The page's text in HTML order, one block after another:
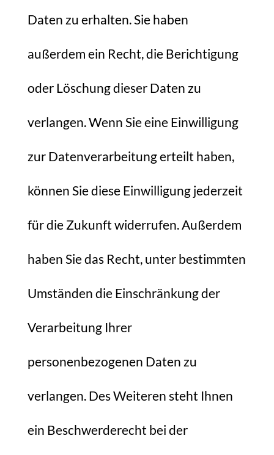
Daten zu erhalten. Sie haben
außerdem ein Recht, die Berichtigung
oder Löschung dieser Daten zu
verlangen. Wenn Sie eine Einwilligung
zur Datenverarbeitung erteilt haben,
können Sie diese Einwilligung jederzeit
für die Zukunft widerrufen. Außerdem
haben Sie das Recht, unter bestimmten
Umständen die Einschränkung der
Verarbeitung Ihrer
personenbezogenen Daten zu
verlangen. Des Weiteren steht Ihnen
ein Beschwerderecht bei der